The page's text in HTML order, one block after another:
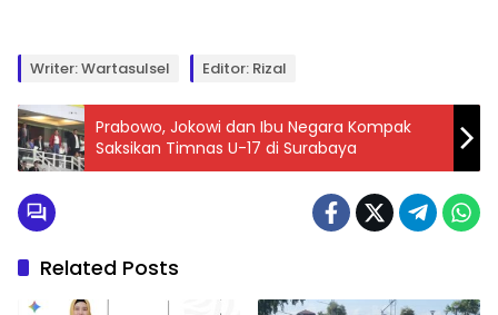
Writer: Wartasulsel Editor: Rizal
Prabowo, Jokowi dan Ibu Negara Kompak
Saksikan Timnas U-17 di Surabaya
Related Posts